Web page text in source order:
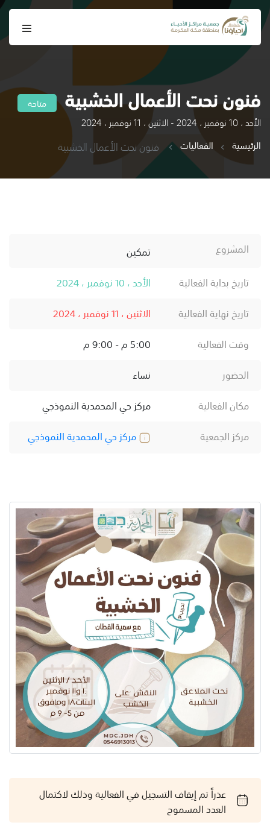
فنون نحت الأعمال الخشبية متاحة
الأحد ، 10 نوفمبر ، 2024 - الاثنين ، 11 نوفمبر ، 2024
الرئيسية
الفعاليات فنون نحت الأعمال الخشبية
المشروع
تمكين
تاريخ بداية الفعالية
الأحد ، 10 نوفمبر ، 2024
تاريخ نهاية الفعالية
الاثنين ، 11 نوفمبر ، 2024
وقت الفعالية
5:00 م - 9:00 م
الحضور
نساء
مكان الفعالية
مركز حي المحمدية النموذجي
مركز الجمعية
مركز حي المحمدية النموذجي
عذراً تم إيقاف التسجيل في الفعالية وذلك لاكتمال
العدد المسموح